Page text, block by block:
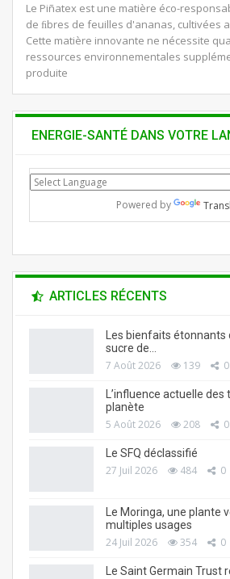
Le Piñatex est une matière éco-
de ﬁbres de feuilles d'ananas, cultivées
Cette matière innovante ne nécessite
ressources environnementales
produite
ENERGIE-SANTÉ DANS VOTRE
Powered by
ARTICLES RÉCENTS
Les bienfaits étonnants
sucre de…
7 Août 2026 139 0
L’influence actuelle des
planète
5 Août 2026 208 0
Le SFQ déclassifié
27 Juil 2026 484 0
Le Moringa, une plante
multiples usages
24 Juil 2026 354 0
Le Saint Germain Trust